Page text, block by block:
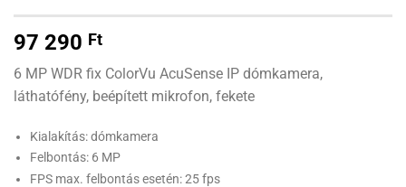
97 290 Ft
6 MP WDR fix ColorVu AcuSense IP dómkamera,
láthatófény, beépített mikrofon, fekete
Kialakítás: dómkamera
Felbontás: 6 MP
FPS max. felbontás esetén: 25 fps